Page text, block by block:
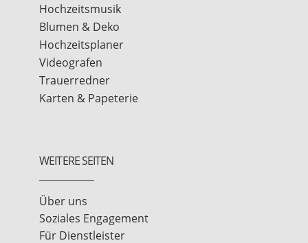
Hochzeitsmusik
Blumen & Deko
Hochzeitsplaner
Videografen
Trauerredner
Karten & Papeterie
WEITERE SEITEN
Über uns
Soziales Engagement
Für Dienstleister